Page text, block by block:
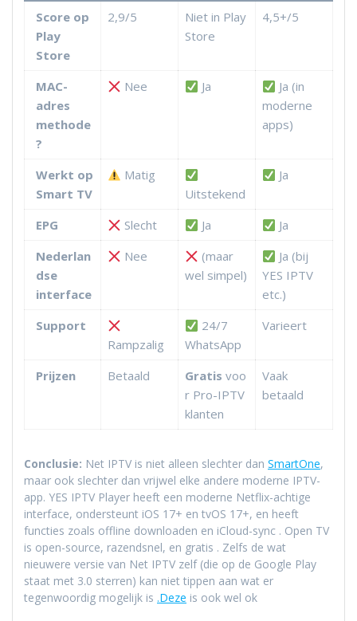
Score op
Play
Store
2,9/5
Niet in Play
Store
4,5+/5
MAC-
adres
methode
?
Nee Ja
Ja (in
moderne
apps)
Werkt op
Smart TV
Matig
Uitstekend
Ja
EPG Slecht Ja
Ja
Nederlan
dse
interface
Nee
(maar
wel simpel)
Ja (bij
YES IPTV
etc.)
Support
Rampzalig
24/7
WhatsApp
Varieert
Prijzen Betaald Gratis voo
r Pro-IPTV
klanten
Vaak
betaald
Conclusie: Net IPTV is niet alleen slechter dan SmartOne,
maar ook slechter dan vrijwel elke andere moderne IPTV-
app. YES IPTV Player heeft een moderne Netflix-achtige
interface, ondersteunt iOS 17+ en tvOS 17+, en heeft
functies zoals offline downloaden en iCloud-sync . Open TV
is open-source, razendsnel, en gratis . Zelfs de wat
nieuwere versie van Net IPTV zelf (die op de Google Play
staat met 3.0 sterren) kan niet tippen aan wat er
tegenwoordig mogelijk is .Deze is ook wel ok